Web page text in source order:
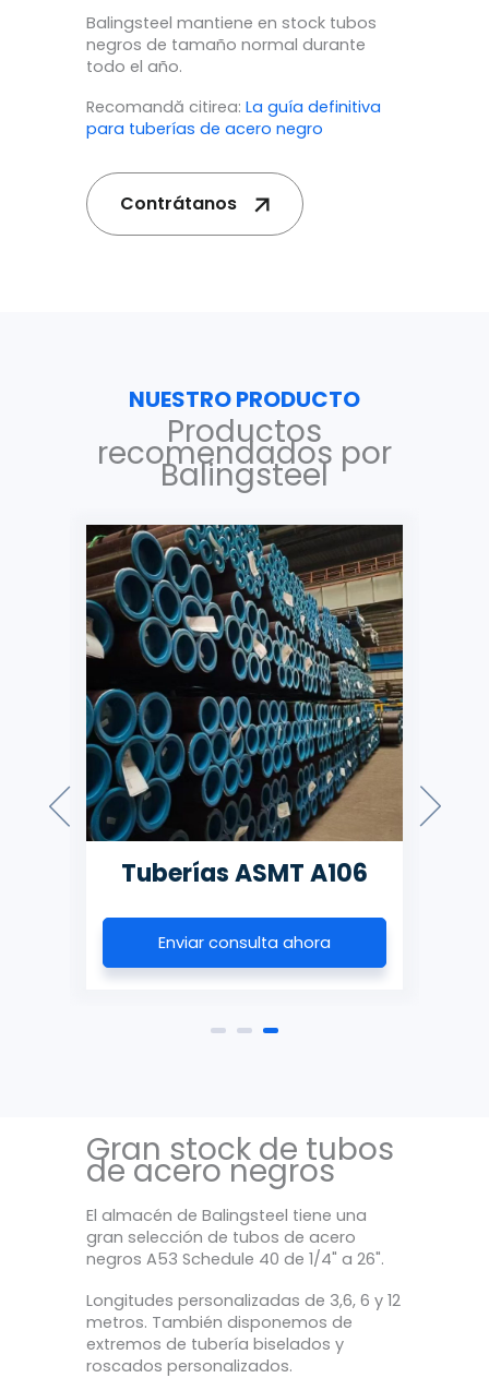
Balingsteel mantiene en stock tubos
negros de tamaño normal durante
todo el año.
Recomandă citirea: La guía definitiva
para tuberías de acero negro
Contrátanos
NUESTRO PRODUCTO
Productos
recomendados por
Balingsteel
Tuberías ASMT A106
Enviar consulta ahora
Gran stock de tubos
de acero negros
El almacén de Balingsteel tiene una
gran selección de tubos de acero
negros A53 Schedule 40 de 1/4" a 26".
Longitudes personalizadas de 3,6, 6 y 12
metros. También disponemos de
extremos de tubería biselados y
roscados personalizados.